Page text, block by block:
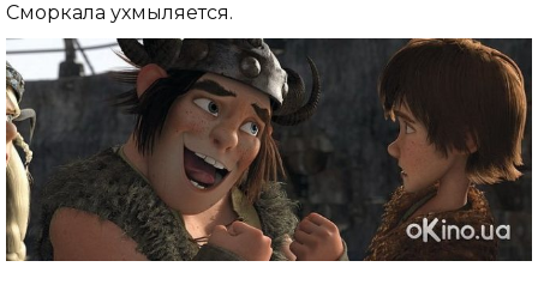
Сморкала ухмыляется.